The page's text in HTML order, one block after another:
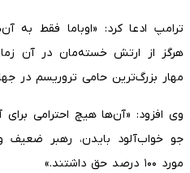
ترامپ ادعا کرد: «اوباما فقط به
هرگز از ارتش خسته‌مان در آن
مهار بزرگ‌ترین حامی تروریسم در
وی افزود: «آن‌ها هیچ احترامی برای
جو خواب‌آلود بایدن، رهبر ضعیف
مورد ۱۰۰ درصد حق داشتند.»